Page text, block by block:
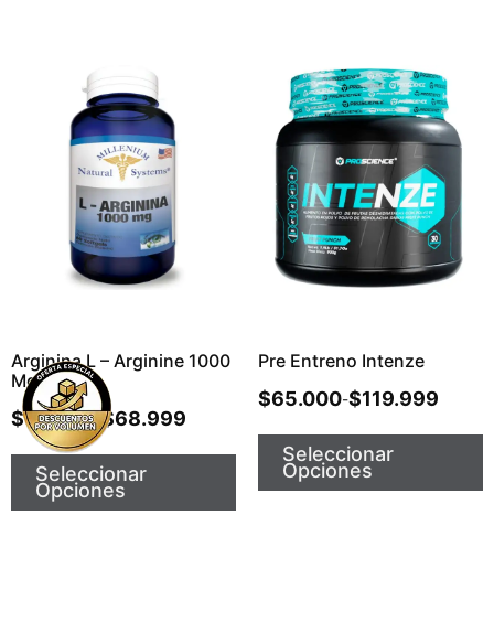
Arginina L – Arginine 1000
Mg
$50.999-$68.999
Seleccionar
Opciones
Pre Entreno Intenze
$65.000-$119.999
Seleccionar
Opciones